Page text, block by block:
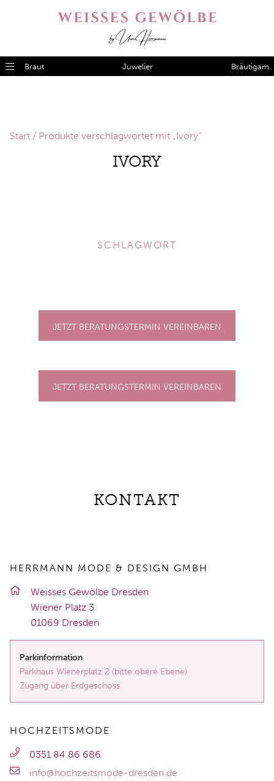
Braut Juwelier Bräutigam
Start / Produkte verschlagwortet mit „Ivory“
IVORY
SCHLAGWORT
JETZT BERATUNGSTERMIN VEREINBAREN
JETZT BERATUNGSTERMIN VEREINBAREN
KONTAKT
HERRMANN MODE & DESIGN GMBH
Weis­ses Ge­wöl­be Dres­den
Wie­ner Platz 3
01069 Dres­den
Parkinformation
Parkhaus Wienerplatz 2 (bitte obere Ebene)
Zugang über Erdgeschoss
HOCHZEITSMODE
0351 84 86 686
info@hochzeitsmode-dresden.de